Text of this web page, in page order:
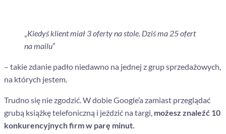
„Kiedyś klient miał 3 oferty na stole. Dziś ma 25 ofert
na mailu”
– takie zdanie padło niedawno na jednej z grup sprzedażowych,
na których jestem.
Trudno się nie zgodzić. W dobie Google’a zamiast przeglądać
grubą książkę telefoniczną i jeździć na targi, możesz znaleźć 10
konkurencyjnych firm w parę minut.